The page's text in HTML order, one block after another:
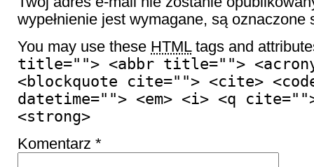
wypełnienie jest wymagane, są
You may use these HTMLtags and
title=""> <abbr title="">
<blockquote cite=""> <cite>
datetime=""> <em> <i> <q
<strong>
Komentarz *